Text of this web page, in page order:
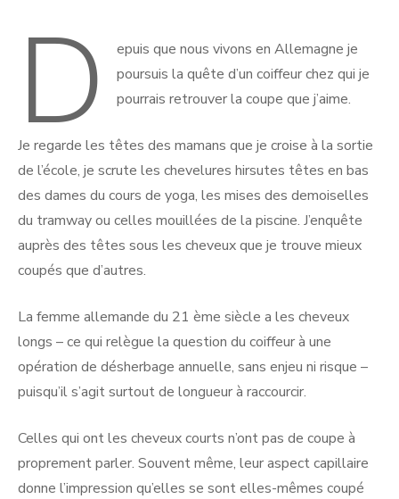
D
epuis que nous vivons en Allemagne je
poursuis la quête d’un coiffeur chez qui je
pourrais retrouver la coupe que j’aime.
Je regarde les têtes des mamans que je croise à la sortie
de l’école, je scrute les chevelures hirsutes têtes en bas
des dames du cours de yoga, les mises des demoiselles
du tramway ou celles mouillées de la piscine. J’enquête
auprès des têtes sous les cheveux que je trouve mieux
coupés que d’autres.
La femme allemande du 21 ème siècle a les cheveux
longs – ce qui relègue la question du coiffeur à une
opération de désherbage annuelle, sans enjeu ni risque –
puisqu’il s’agit surtout de longueur à raccourcir.
Celles qui ont les cheveux courts n’ont pas de coupe à
proprement parler. Souvent même, leur aspect capillaire
donne l’impression qu’elles se sont elles-mêmes coupé